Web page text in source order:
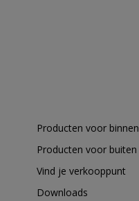
Producten voor binnen
Producten voor buiten
Vind je verkooppunt
Downloads